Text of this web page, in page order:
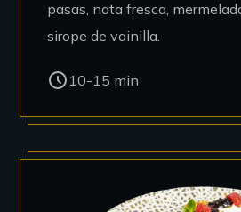
pasas, nata fresca,
sirope de vainilla.
10-15 min